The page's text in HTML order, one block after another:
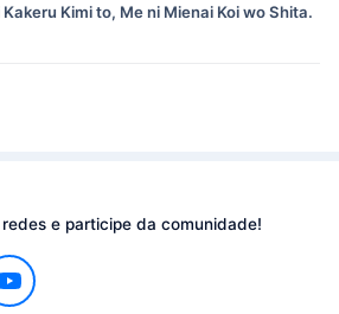
Kimi to, Me ni Mienai Koi wo Shita.
e participe da comunidade!